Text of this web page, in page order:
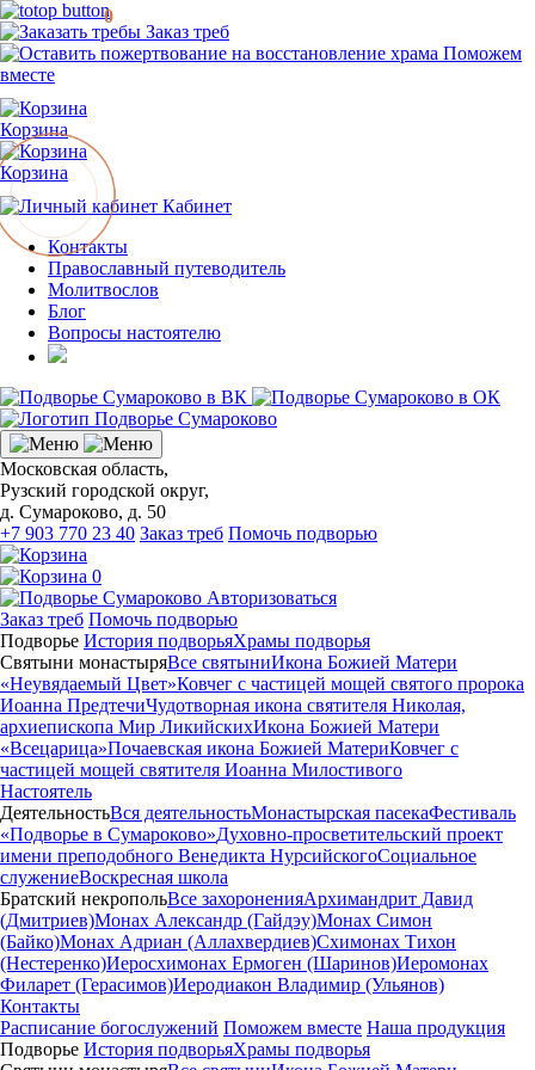
Заказ треб
Поможем
вместе
Корзина
Корзина
0
Кабинет
Контакты
Православный путеводитель
Молитвослов
Блог
Вопросы настоятелю
Московская область,
Рузский городской округ,
д. Сумароково, д. 50
+7 903 770 23 40 Заказ треб Помочь подворью
0
Авторизоваться
Заказ треб Помочь подворью
Подворье История подворьяХрамы подворья
Святыни монастыряВсе святыниИкона Божией Матери
«Неувядаемый Цвет»Ковчег с частицей мощей святого пророка
Иоанна ПредтечиЧудотворная икона святителя Николая,
архиепископа Мир ЛикийскихИкона Божией Матери
«Всецарица»Почаевская икона Божией МатериКовчег с
частицей мощей святителя Иоанна Милостивого
Настоятель
ДеятельностьВся деятельностьМонастырская пасекаФестиваль
«Подворье в Сумароково»Духовно-просветительский проект
имени преподобного Венедикта НурсийскогоСоциальное
служениеВоскресная школа
Братский некропольВсе захороненияАрхимандрит Давид
(Дмитриев)Монах Александр (Гайдэу)Монах Симон
(Байко)Монах Адриан (Аллахвердиев)Схимонах Тихон
(Нестеренко)Иеросхимонах Ермоген (Шаринов)Иеромонах
Филарет (Герасимов)Иеродиакон Владимир (Ульянов)
Контакты
Расписание богослужений Поможем вместе Наша продукция
Подворье История подворьяХрамы подворья